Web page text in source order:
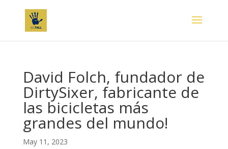
David Folch, fundador de
DirtySixer, fabricante de
las bicicletas más
grandes del mundo!
May 11, 2023